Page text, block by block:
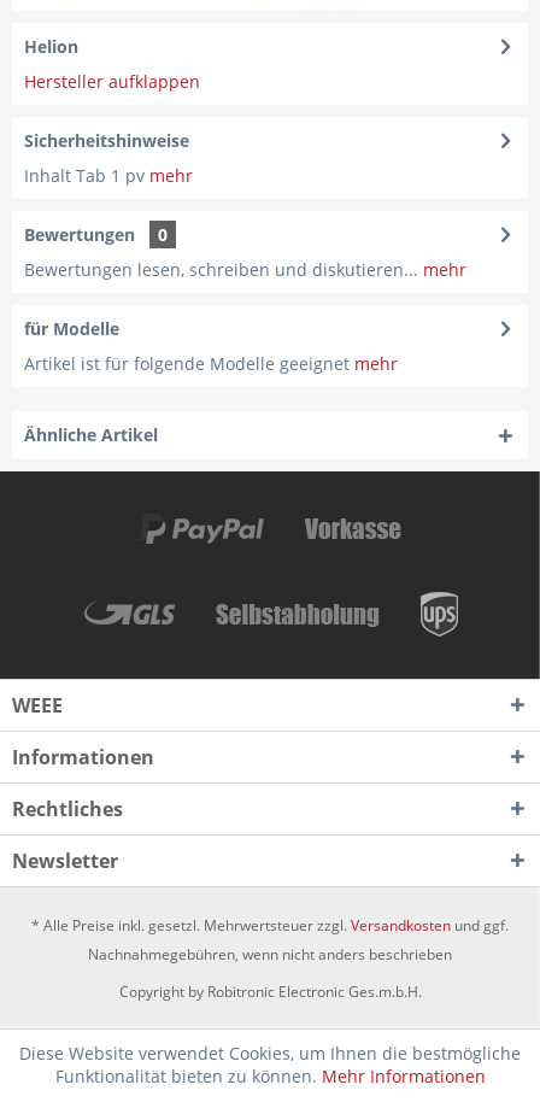
Helion
Hersteller aufklappen
Sicherheitshinweise
Inhalt Tab 1 pv mehr
Bewertungen
0
Bewertungen lesen, schreiben und diskutieren... mehr
für Modelle
Artikel ist für folgende Modelle geeignet mehr
Ähnliche Artikel
WEEE
Informationen
Rechtliches
Newsletter
* Alle Preise inkl. gesetzl. Mehrwertsteuer zzgl.Versandkosten und ggf.
Nachnahmegebühren, wenn nicht anders beschrieben
Copyright by Robitronic Electronic Ges.m.b.H.
Diese Website verwendet Cookies, um Ihnen die bestmögliche
Funktionalität bieten zu können. Mehr Informationen